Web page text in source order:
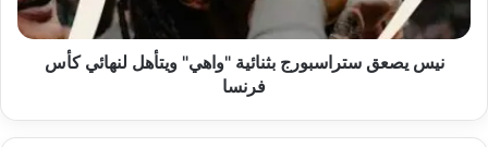
فرنسا
نيس يصعق ستراسبورج بثنائية "واهي" ويتأهل لنهائي كأس
فرنسا